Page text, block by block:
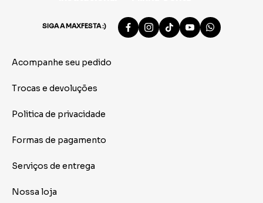
SIGA A MAXFESTA :)
Acompanhe seu pedido
Trocas e devoluções
Politica de privacidade
Formas de pagamento
Serviços de entrega
Nossa loja